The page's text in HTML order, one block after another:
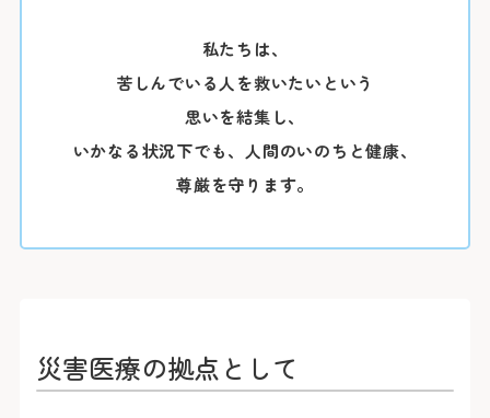
私たちは、
苦しんでいる人を救いたいという
思いを結集し、
いかなる状況下でも、 人間のいのちと健康、
尊厳を守ります。
災害医療の拠点として